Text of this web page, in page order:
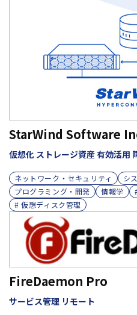
StarWind Software
仮想化 ストレージ資産 有効活用
ネットワーク・セキュリティ
シ
プログラミング・開発
情報学
# 仮想ディスク管理
FireDaemon Pro
サービス管理 リモート